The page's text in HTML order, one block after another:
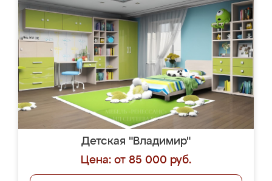
Детская "Владимир"
Цена: от 85 000 руб.